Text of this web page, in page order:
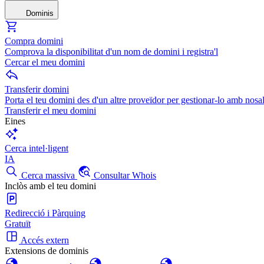
Dominis
Compra domini
Comprova la disponibilitat d'un nom de domini i registra'l
Cercar el meu domini
Transferir domini
Porta el teu domini des d'un altre proveïdor per gestionar-lo amb
Transferir el meu domini
Eines
Cerca intel·ligent
IA
Cerca massiva
Consultar Whois
Inclòs amb el teu domini
Redirecció i Pàrquing
Gratuït
Accés extern
Extensions de dominis